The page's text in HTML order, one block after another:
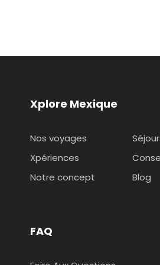
Xplore Mexique
Nos voyages
Xpériences
Notre concept
Blog
FAQ